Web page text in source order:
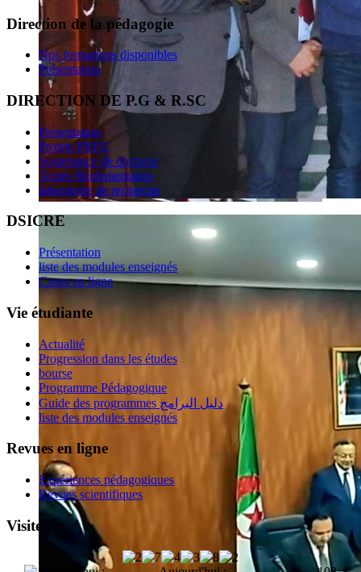
Direction de la pédagogie
Nos formations disponibles
Présentation
DIRECTION DE P.G & R.SC
Présentation
Projets PRFU
Soutenance de doctorat
Textes Réglementaires
laboratoire de recherche
DSICRE
Présentation
liste des modules enseignés
Cours en ligne
Vie étudiante
Actualité
Progression dans les études
bourse
Programme Pédagogique
Guide des programmes دليل البرامج
liste des modules enseignés
Revues en ligne
Expériences pédagogiques
Revues scientifiques
Visiteurs